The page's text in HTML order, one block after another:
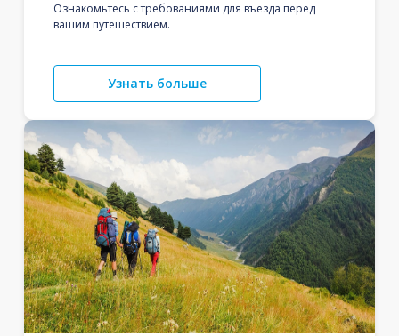
Ознакомьтесь с требованиями для въезда перед
вашим путешествием.
Узнать больше